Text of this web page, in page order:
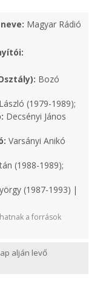
Magyar Rádió
Bozó
(1979-1989);
Decsényi János
Varsányi Anikó
(1988-1989);
(1987-1993) |
a források
alján levő